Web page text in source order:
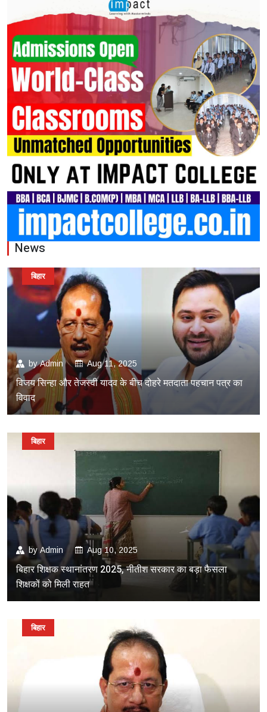
News
byAdmin Aug 11, 2025
विजय सिन्हा और तेजस्वी यादव के बीच दोहरे मतदाता पहचान पत्र का
विवाद
बिहार
byAdmin Aug 10, 2025
बिहार शिक्षक स्थानांतरण 2025, नीतीश सरकार का बड़ा फैसला
शिक्षकों को मिली राहत
बिहार
बिहार